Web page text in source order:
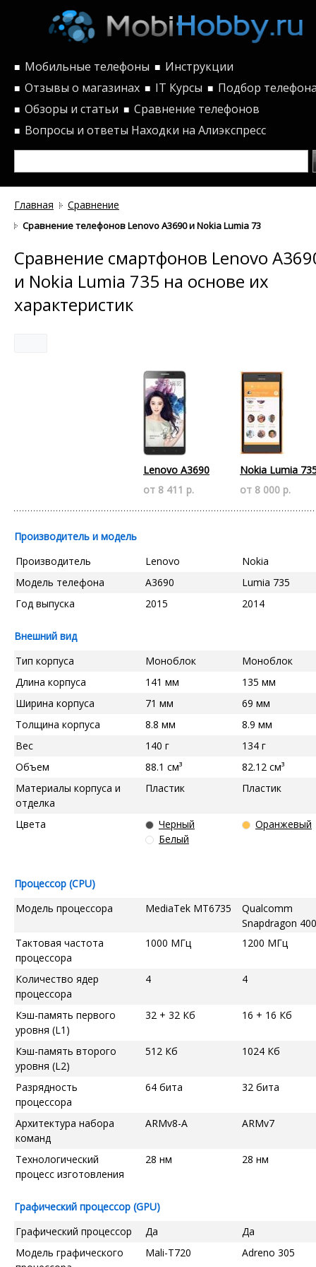
■ Мобильные телефоны ■ Инструкции
■ Отзывы о магазинах ■ IT Курсы ■ Подбор
■ Обзоры и статьи ■ Сравнение телефонов
■ Вопросы и ответы Находки на Алиэкспресс
Главная Сравнение
Сравнение телефонов Lenovo A3690 и Nokia Lumia 735 по
Сравнение смартфонов Lenovo
и Nokia Lumia 735 на основе их
характеристик
Lenovo A3690
от 8 411 р.
Nokia Lumia
от 8 000 р.
Производитель и модель
Производитель
Lenovo
Nokia
Модель телефона
A3690
Lumia 735
Год выпуска
2015 2014
Внешний вид
Тип корпуса
Моноблок
Моноблок
Длина корпуса
141 мм
135 мм
Ширина корпуса
71 мм
69 мм
Толщина корпуса
8.8 мм
8.9 мм
Вес
140 г
134 г
Объем
88.1 см³
82.12 см³
Материалы корпуса и
отделка
Пластик Пластик
Цвета
Черный
Белый
Оранжевый
Процессор (CPU)
Модель процессора
MediaTek MT6735
Qualcomm
Snapdragon 400
Тактовая частота
процессора
1000 МГц 1200 МГц
Количество ядер
процессора
4 4
Кэш-память первого
уровня (L1)
32 + 32 Кб 16 + 16 Кб
Кэш-память второго
уровня (L2)
512 Кб 1024 Кб
Разрядность
процессора
64 бита 32 бита
Архитектура набора
команд
ARMv8-A ARMv7
Технологический
процесс изготовления
28 нм 28 нм
Графический процессор (GPU)
Графический процессор
Да
Да
Модель графического
Mali-T720 Adreno 305